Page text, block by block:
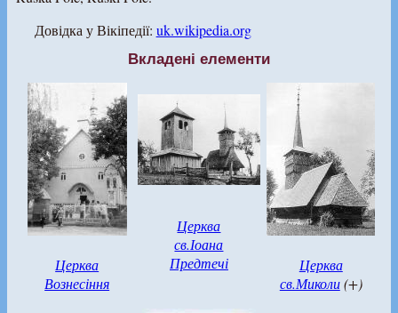
Довідка у Вікіпедії: uk.wikipedia.org
Вкладені елементи
Церква
Вознесіння
Церква
св.Іоана
Предтечі
Церква
св.Миколи(+)